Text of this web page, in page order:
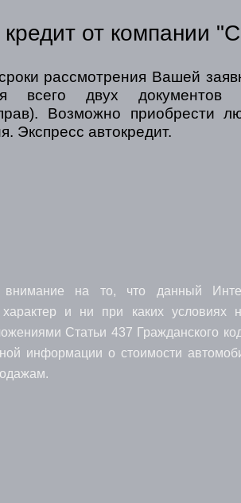
от компании
рассмотрения Вашей
всего двух
Возможно приобрести
Экспресс автокредит.
на то, что данный
и ни при каких условиях
Статьи 437 Гражданского
информации о стоимости